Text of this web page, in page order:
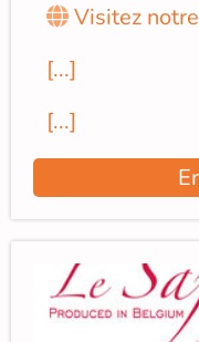
Visitez
[...]
[...]